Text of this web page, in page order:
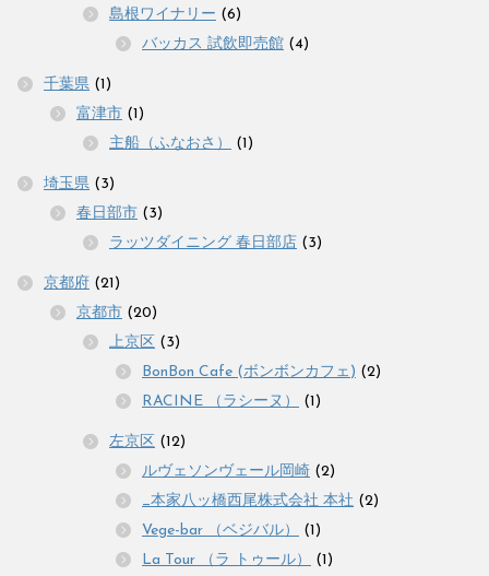
島根ワイナリー (6)
バッカス 試飲即売館 (4)
千葉県 (1)
富津市 (1)
主船（ふなおさ）
(1)
埼玉県 (3)
春日部市 (3)
ラッツダイニング 春日部店 (3)
京都府 (21)
京都市 (20)
上京区 (3)
BonBon Cafe (ボンボンカフェ) (2)
RACINE （ラシーヌ）
(1)
左京区 (12)
ルヴェソンヴェール岡崎 (2)
_本家八ッ橋西尾株式会社 本社 (2)
Vege-bar （ベジバル）
(1)
La Tour （ラ トゥール）
(1)